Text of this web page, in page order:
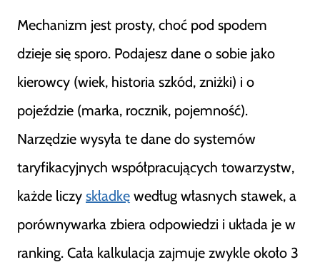
Mechanizm jest prosty, choć pod spodem
dzieje się sporo. Podajesz dane o sobie jako
kierowcy (wiek, historia szkód, zniżki) i o
pojeździe (marka, rocznik, pojemność).
Narzędzie wysyła te dane do systemów
taryfikacyjnych współpracujących towarzystw,
każde liczy składkę według własnych stawek, a
porównywarka zbiera odpowiedzi i układa je w
ranking. Cała kalkulacja zajmuje zwykle około 3